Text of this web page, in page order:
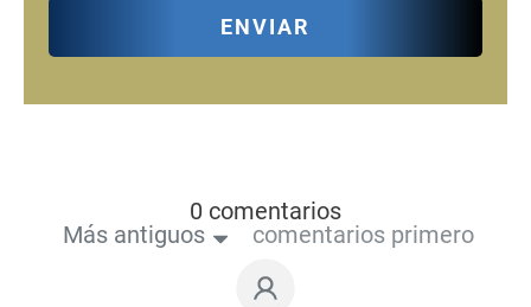
ENVIAR
0 comentarios
Más antiguos
comentarios primero